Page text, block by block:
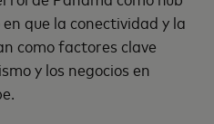
que la conectividad y la
como factores clave
y los negocios en